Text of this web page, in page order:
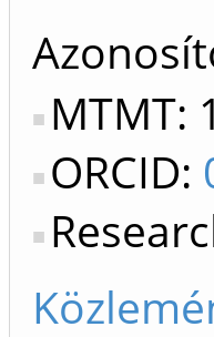
MTMT:
ORCID: